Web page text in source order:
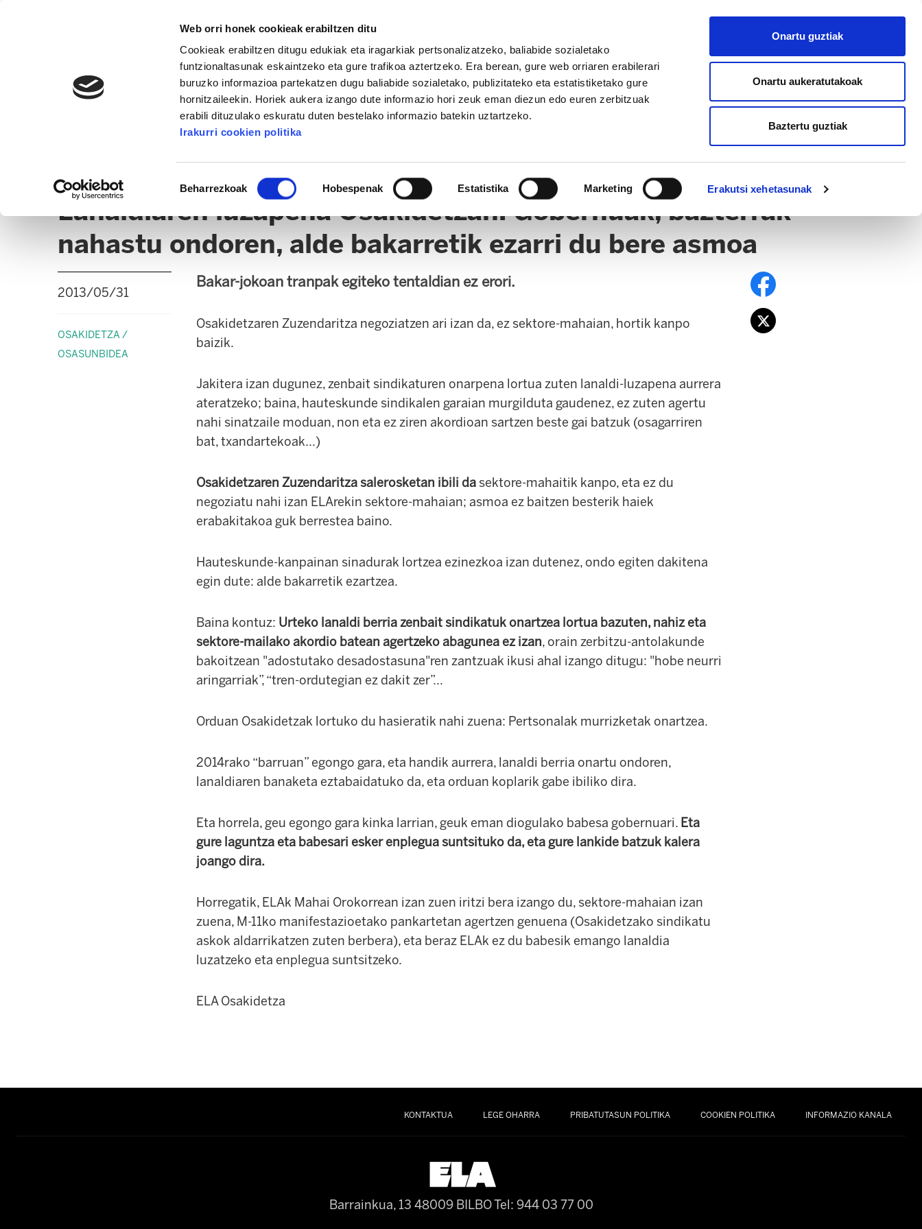
Web orri honek cookieak erabiltzen ditu
Cookieak erabiltzen ditugu edukiak eta iragarkiak pertsonalizatzeko, baliabide sozialetako
funtzionaltasunak eskaintzeko eta gure trafikoa aztertzeko. Era berean, gure web orriaren erabilerari
buruzko informazioa partekatzen dugu baliabide sozialetako, publizitateko eta estatistiketako gure
hornitzaileekin. Horiek aukera izango dute informazio hori zeuk eman diezun edo euren zerbitzuak
erabili dituzulako eskuratu duten bestelako informazio batekin uztartzeko.
Irakurri cookien politika
Beharrezkoak Hobespenak Estatistika Marketing Erakutsi xehetasunak
Onartu guztiak
Onartu aukeratutakoak
Baztertu guztiak
AFILIATU
OSAKIDETZA / OSASUNBIDEA
Lanaldiaren luzapena Osakidetzan: Gobernuak, bazterrak
nahastu ondoren, alde bakarretik ezarri du bere asmoa
2013/05/31
OSAKIDETZA /
OSASUNBIDEA
Bakar-jokoan tranpak egiteko tentaldian ez erori.
Osakidetzaren Zuzendaritza negoziatzen ari izan da, ez sektore-mahaian, hortik kanpo
baizik.
Jakitera izan dugunez, zenbait sindikaturen onarpena lortua zuten lanaldi-luzapena aurrera
ateratzeko; baina, hauteskunde sindikalen garaian murgilduta gaudenez, ez zuten agertu
nahi sinatzaile moduan, non eta ez ziren akordioan sartzen beste gai batzuk (osagarriren
bat, txandartekoak...)
Osakidetzaren Zuzendaritza salerosketan ibili da sektore-mahaitik kanpo, eta ez du
negoziatu nahi izan ELArekin sektore-mahaian; asmoa ez baitzen besterik haiek
erabakitakoa guk berrestea baino.
Hauteskunde-kanpainan sinadurak lortzea ezinezkoa izan dutenez, ondo egiten dakitena
egin dute: alde bakarretik ezartzea.
Baina kontuz: Urteko lanaldi berria zenbait sindikatuk onartzea lortua bazuten, nahiz eta
sektore-mailako akordio batean agertzeko abagunea ez izan, orain zerbitzu-antolakunde
bakoitzean "adostutako desadostasuna"ren zantzuak ikusi ahal izango ditugu: "hobe neurri
aringarriak”, “tren-ordutegian ez dakit zer”...
Orduan Osakidetzak lortuko du hasieratik nahi zuena: Pertsonalak murrizketak onartzea.
2014rako “barruan” egongo gara, eta handik aurrera, lanaldi berria onartu ondoren,
lanaldiaren banaketa eztabaidatuko da, eta orduan koplarik gabe ibiliko dira.
Eta horrela, geu egongo gara kinka larrian, geuk eman diogulako babesa gobernuari. Eta
gure laguntza eta babesari esker enplegua suntsituko da, eta gure lankide batzuk kalera
joango dira.
Horregatik, ELAk Mahai Orokorrean izan zuen iritzi bera izango du, sektore-mahaian izan
zuena, M-11ko manifestazioetako pankartetan agertzen genuena (Osakidetzako sindikatu
askok aldarrikatzen zuten berbera), eta beraz ELAk ez du babesik emango lanaldia
luzatzeko eta enplegua suntsitzeko.
ELA Osakidetza
KONTAKTUA LEGE OHARRA PRIBATUTASUN POLITIKA COOKIEN POLITIKA INFORMAZIO KANALA
Barrainkua, 13 48009 BILBOTel: 944 03 77 00